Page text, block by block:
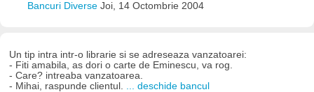
Bancuri Diverse Joi, 14 Octombrie 2004
Un tip intra intr-o librarie si se adreseaza vanzatoarei:
- Fiti amabila, as dori o carte de Eminescu, va rog.
- Care? intreaba vanzatoarea.
- Mihai, raspunde clientul.
... deschide bancul